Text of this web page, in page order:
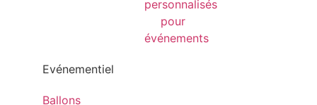
Evénementiel
Ballons